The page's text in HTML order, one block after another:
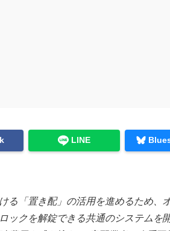
LINE
る「置き配」の活用を進めるため、
ックを解錠できる共通のシステムを